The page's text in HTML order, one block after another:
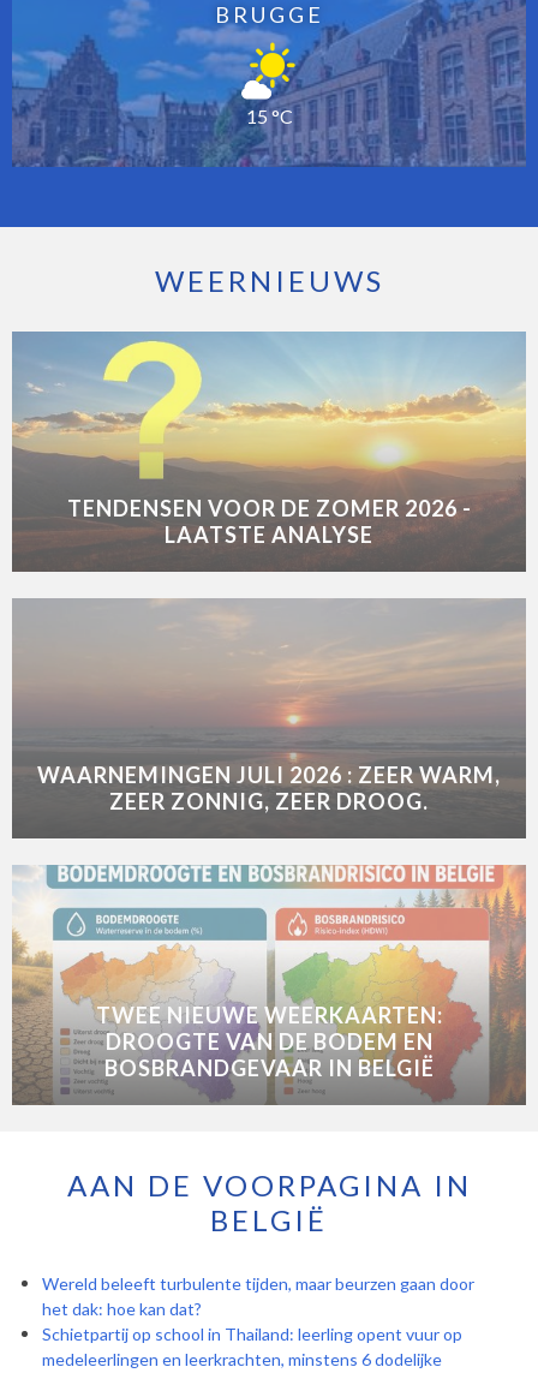
BRUGGE
15 °C
WEERNIEUWS
TENDENSEN VOOR DE ZOMER 2026 -
LAATSTE ANALYSE
WAARNEMINGEN JULI 2026 : ZEER WARM,
ZEER ZONNIG, ZEER DROOG.
TWEE NIEUWE WEERKAARTEN:
DROOGTE VAN DE BODEM EN
BOSBRANDGEVAAR IN BELGIË
AAN DE VOORPAGINA IN
BELGIË
Wereld beleeft turbulente tijden, maar beurzen gaan door
het dak: hoe kan dat?
Schietpartij op school in Thailand: leerling opent vuur op
medeleerlingen en leerkrachten, minstens 6 dodelijke